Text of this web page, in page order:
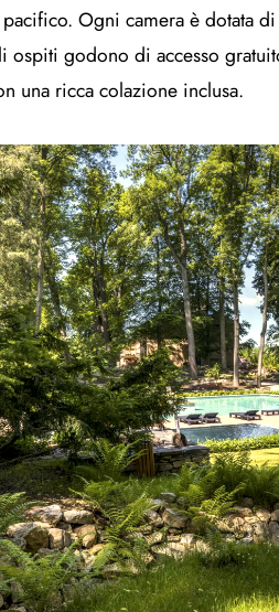
Ogni camera è dotata
ospiti godono di accesso
una ricca colazione inclusa.